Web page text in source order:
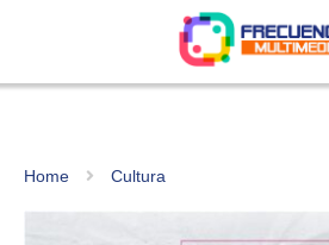
Home Cultura